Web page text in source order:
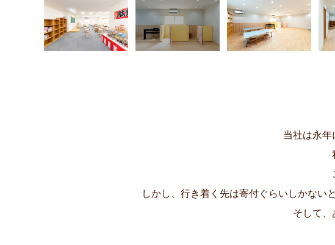
当社は永年
しかし、行き着く先は寄付ぐらいしかないと
そして、